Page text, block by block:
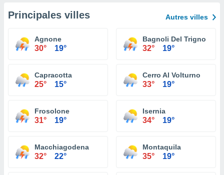
Principales villes Autres villes
Agnone
30° 19°
Bagnoli Del Trigno
32° 19°
Capracotta
25° 15°
Cerro Al Volturno
33° 19°
Frosolone
31° 19°
Isernia
34° 19°
Macchiagodena
32° 22°
Montaquila
35° 19°